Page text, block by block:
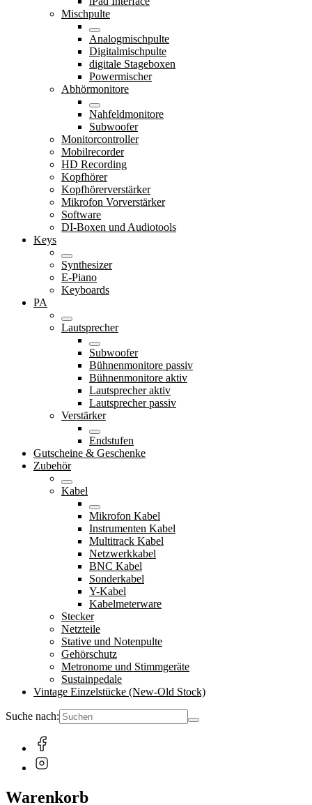
Mischpulte
Analogmischpulte
Digitalmischpulte
digitale Stageboxen
Powermischer
Abhörmonitore
Nahfeldmonitore
Subwoofer
Monitorcontroller
Mobilrecorder
HD Recording
Kopfhörer
Kopfhörerverstärker
Mikrofon Vorverstärker
Software
DI-Boxen und Audiotools
Keys
Synthesizer
E-Piano
Keyboards
PA
Lautsprecher
Subwoofer
Bühnenmonitore passiv
Bühnenmonitore aktiv
Lautsprecher aktiv
Lautsprecher passiv
Verstärker
Endstufen
Gutscheine & Geschenke
Zubehör
Kabel
Mikrofon Kabel
Instrumenten Kabel
Multitrack Kabel
Netzwerkkabel
BNC Kabel
Sonderkabel
Y-Kabel
Kabelmeterware
Stecker
Netzteile
Stative und Notenpulte
Gehörschutz
Metronome und Stimmgeräte
Sustainpedale
Vintage Einzelstücke (New-Old Stock)
Suche nach:
Warenkorb